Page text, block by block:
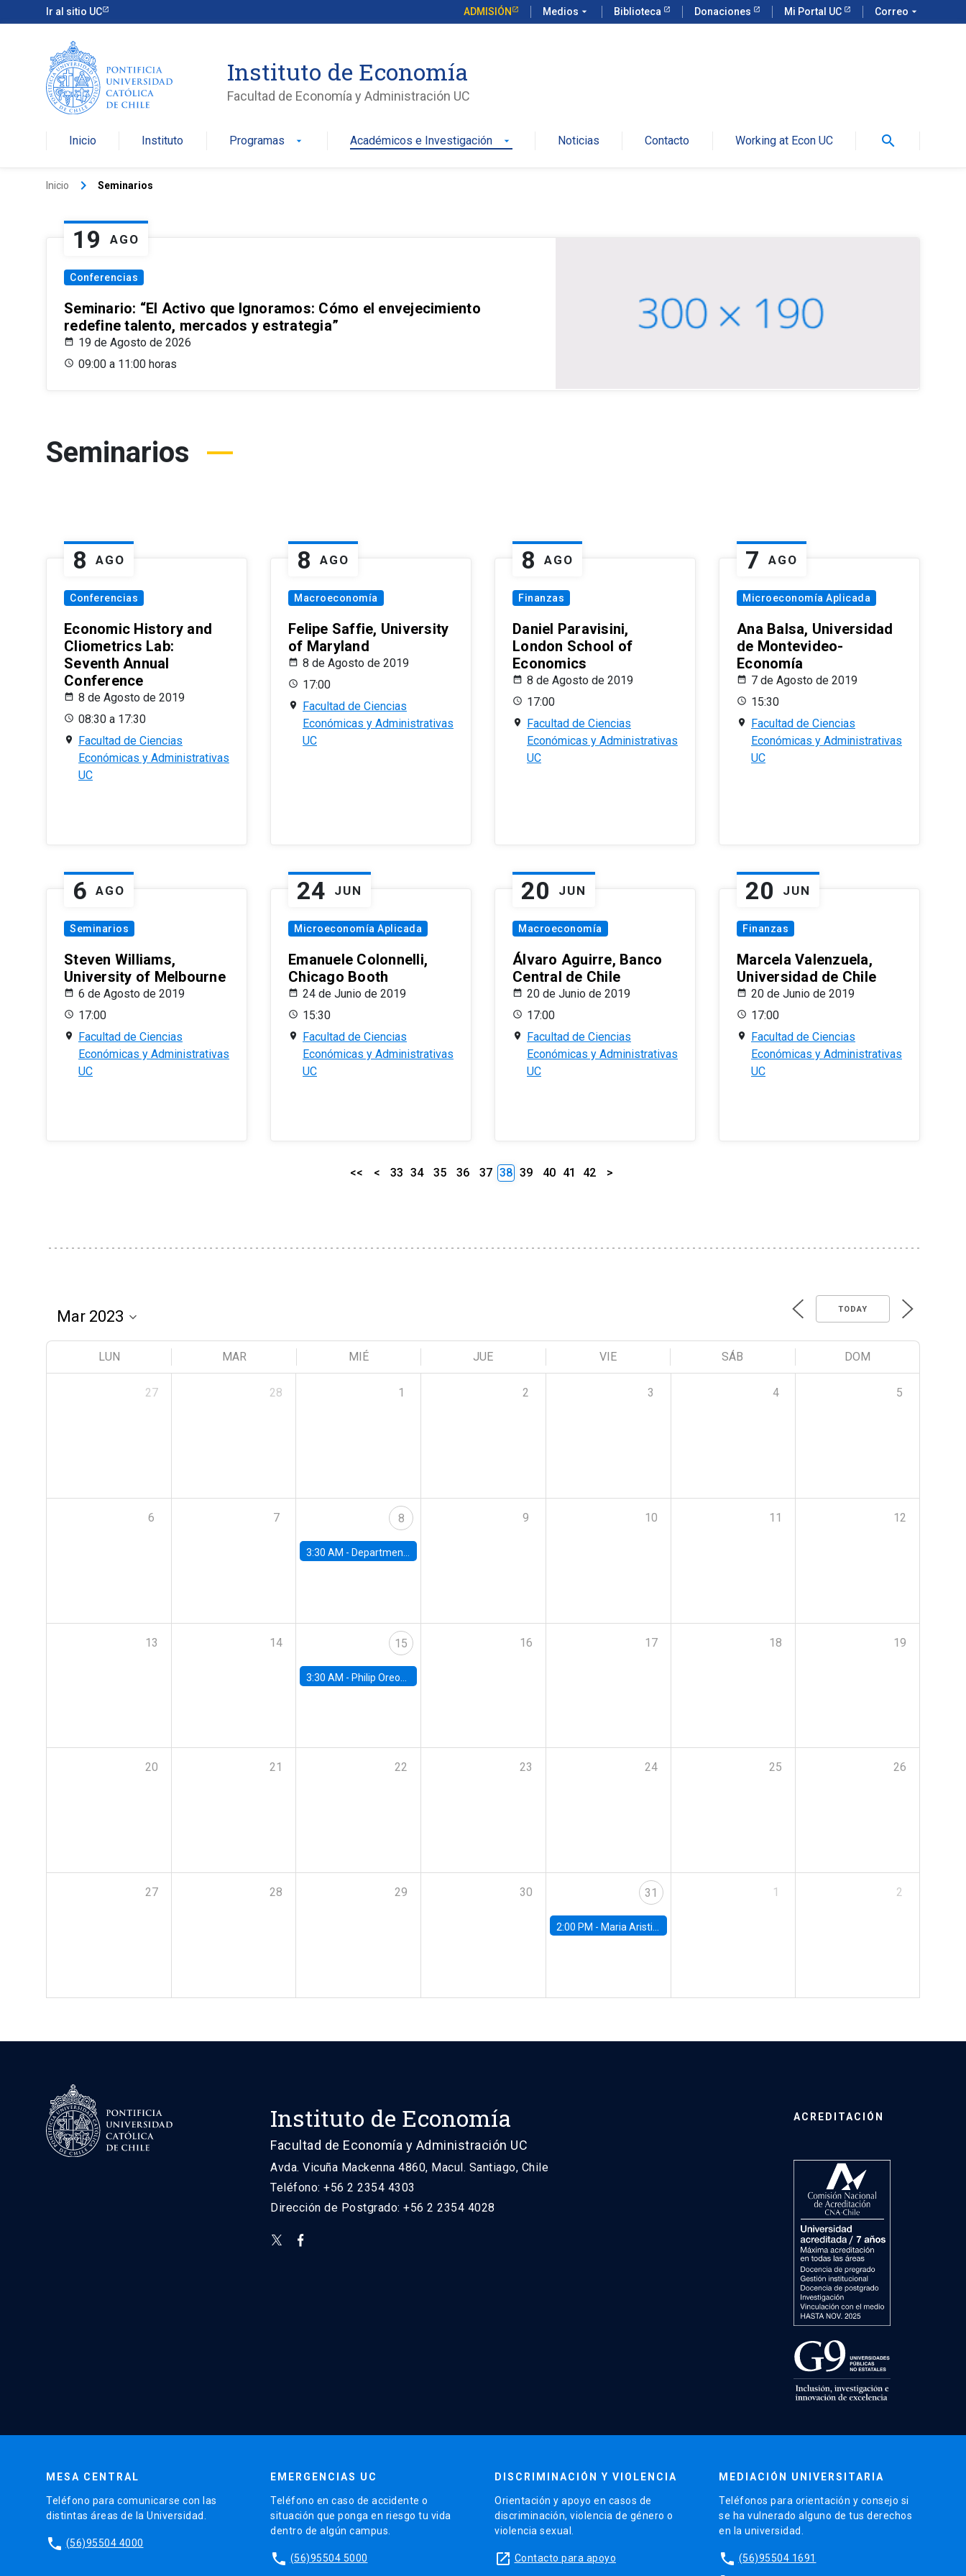
Ir al sitio UC ADMISIÓN Medios arrow_drop_down Biblioteca Donaciones Mi Portal UC Correo arrow_drop_down
Instituto de Economía
Facultad de Economía y Administración UC
Inicio Instituto Programas arrow_drop_down Académicos e Investigación arrow_drop_down Noticias Contacto Working at Econ UC search
Inicio keyboard_arrow_right Seminarios
19 AGO
Conferencias
Seminario: “El Activo que Ignoramos: Cómo el envejecimiento
redefine talento, mercados y estrategia”
19 de Agosto de 2026
09:00 a 11:00 horas
Seminarios
8 AGO
Conferencias
Economic History and
Cliometrics Lab:
Seventh Annual
Conference
8 de Agosto de 2019
08:30 a 17:30
Facultad de Ciencias
Económicas y Administrativas
UC
8 AGO
Macroeconomía
Felipe Saffie, University
of Maryland
8 de Agosto de 2019
17:00
Facultad de Ciencias
Económicas y Administrativas
UC
8 AGO
Finanzas
Daniel Paravisini,
London School of
Economics
8 de Agosto de 2019
17:00
Facultad de Ciencias
Económicas y Administrativas
UC
7 AGO
Microeconomía Aplicada
Ana Balsa, Universidad
de Montevideo-
Economía
7 de Agosto de 2019
15:30
Facultad de Ciencias
Económicas y Administrativas
UC
6 AGO
Seminarios
Steven Williams,
University of Melbourne
6 de Agosto de 2019
17:00
Facultad de Ciencias
Económicas y Administrativas
UC
24 JUN
Microeconomía Aplicada
Emanuele Colonnelli,
Chicago Booth
24 de Junio de 2019
15:30
Facultad de Ciencias
Económicas y Administrativas
UC
20 JUN
Macroeconomía
Álvaro Aguirre, Banco
Central de Chile
20 de Junio de 2019
17:00
Facultad de Ciencias
Económicas y Administrativas
UC
20 JUN
Finanzas
Marcela Valenzuela,
Universidad de Chile
20 de Junio de 2019
17:00
Facultad de Ciencias
Económicas y Administrativas
UC
<< < 33 34 35 36 37 38 39 40 41 42 >
TODAY
LUN MAR MIÉ JUE VIE SÁB DOM
27 28 1 2 3 4 5
6 7 8
3:30 AM - Department Seminar: James Robinson
9 10 11 12
13 14 15
3:30 AM - Philip Oreopolous, University of Toronto
16 17 18 19
20 21 22 23 24 25 26
27 28 29 30 31
2:00 PM - Maria Aristizabal-Ramirez, FED Board
1 2
Instituto de Economía
Facultad de Economía y Administración UC
Avda. Vicuña Mackenna 4860, Macul. Santiago, Chile
Teléfono: +56 2 2354 4303
Dirección de Postgrado: +56 2 2354 4028
ACREDITACIÓN
MESA CENTRAL
Teléfono para comunicarse con las
distintas áreas de la Universidad.
phone (56)95504 4000
EMERGENCIAS UC
Teléfono en caso de accidente o
situación que ponga en riesgo tu vida
dentro de algún campus.
phone (56)95504 5000
DISCRIMINACIÓN Y VIOLENCIA
Orientación y apoyo en casos de
discriminación, violencia de género o
violencia sexual.
launch Contacto para apoyo
MEDIACIÓN UNIVERSITARIA
Teléfonos para orientación y consejo si
se ha vulnerado alguno de tus derechos
en la universidad.
phone (56)95504 1691